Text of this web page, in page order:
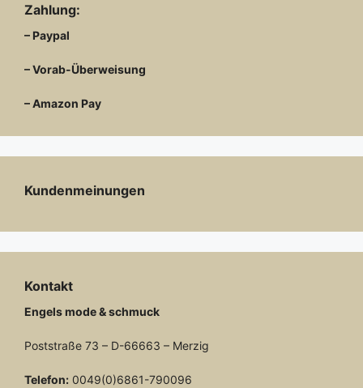
Zahlung:
– Paypal
– Vorab-Überweisung
– Amazon Pay
Kundenmeinungen
Kontakt
Engels mode & schmuck
Poststraße 73 – D-66663 – Merzig
Telefon: 0049(0)6861-790096